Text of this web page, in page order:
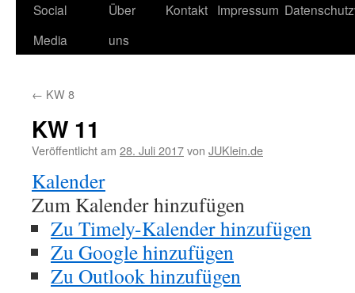
Social
Media
Über
uns
Kontakt Impressum
← KW 8
KW 11
Veröffentlicht am 28. Juli 2017von JUKlein.de
Kalender
Zum Kalender hinzufügen
Zu Timely-Kalender hinzufügen
Zu Google hinzufügen
Zu Outlook hinzufügen